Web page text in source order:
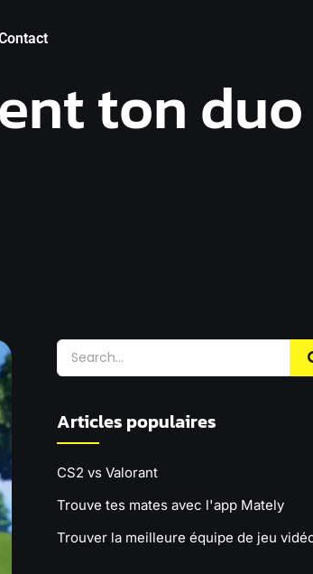
ton duo
Articles populaires
CS2 vs Valorant
Trouve tes mates avec l'app Mately
Trouver la meilleure équipe de jeu